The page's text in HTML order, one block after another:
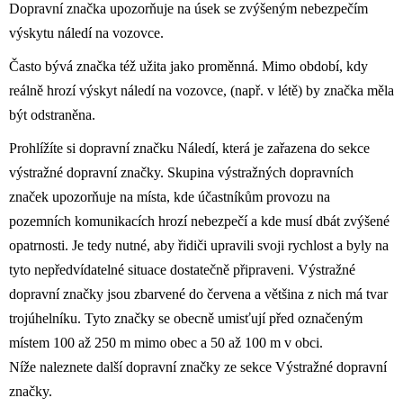
Dopravní značka upozorňuje na úsek se zvýšeným nebezpečím
výskytu náledí na vozovce.
Často bývá značka též užita jako proměnná. Mimo období, kdy
reálně hrozí výskyt náledí na vozovce, (např. v létě) by značka měla
být odstraněna.
Prohlížíte si dopravní značku Náledí, která je zařazena do sekce
výstražné dopravní značky. Skupina výstražných dopravních
značek upozorňuje na místa, kde účastníkům provozu na
pozemních komunikacích hrozí nebezpečí a kde musí dbát zvýšené
opatrnosti. Je tedy nutné, aby řidiči upravili svoji rychlost a byly na
tyto nepředvídatelné situace dostatečně připraveni. Výstražné
dopravní značky jsou zbarvené do červena a většina z nich má tvar
trojúhelníku. Tyto značky se obecně umisťují před označeným
místem 100 až 250 m mimo obec a 50 až 100 m v obci.
Níže naleznete další dopravní značky ze sekce Výstražné dopravní
značky.